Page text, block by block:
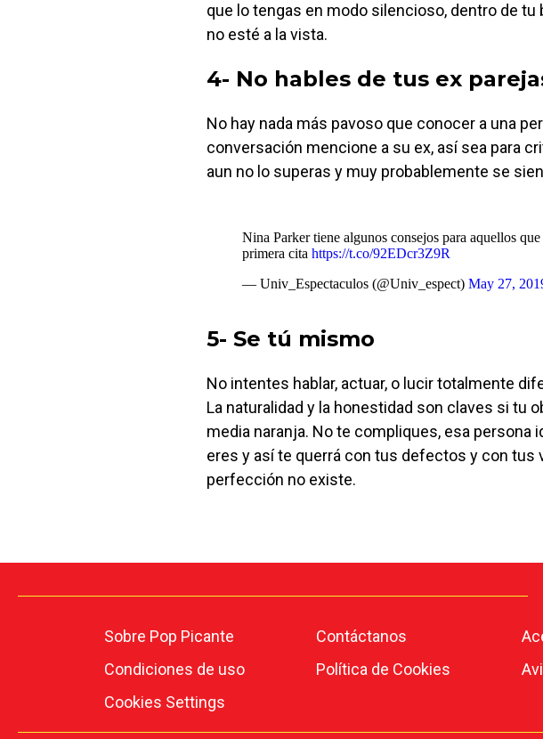
que lo tengas en modo silencioso, dentro de tu
no esté a la vista.
4- No hables de tus ex
No hay nada más pavoso que conocer a una
conversación mencione a su ex, así sea para
aun no lo superas y muy probablemente se
Nina Parker tiene algunos consejos para aquellos
primera cita https://t.co/92EDcr3Z9R
— Univ_Espectaculos (@Univ_espect) May 27,
5- Se tú mismo
No intentes hablar, actuar, o lucir totalmente
La naturalidad y la honestidad son claves si tu
media naranja. No te compliques, esa persona
eres y así te querrá con tus defectos y con tus
perfección no existe.
Sobre Pop Picante Contáctanos
Condiciones de uso
Política de Cookies
Cookies Settings